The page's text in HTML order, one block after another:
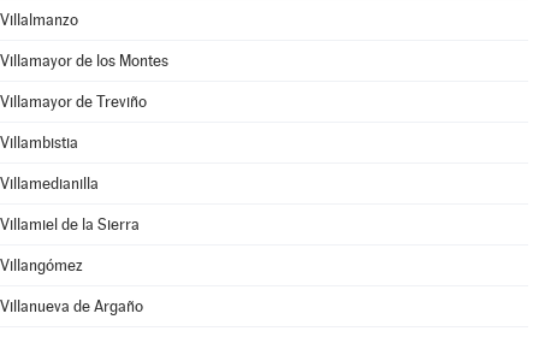
Villalmanzo
Villamayor de los Montes
Villamayor de Treviño
Villambistia
Villamedianilla
Villamiel de la Sierra
Villangómez
Villanueva de Argaño